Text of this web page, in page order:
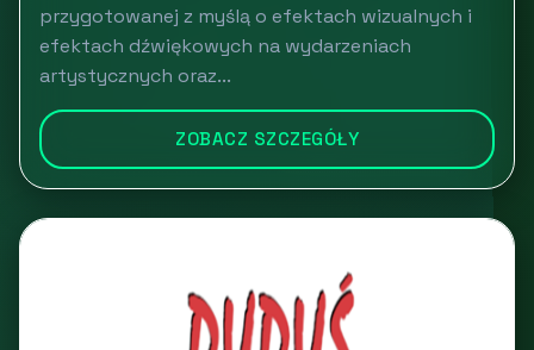
przygotowanej z myślą o efektach wizualnych i
efektach dźwiękowych na wydarzeniach
artystycznych oraz...
ZOBACZ SZCZEGÓŁY